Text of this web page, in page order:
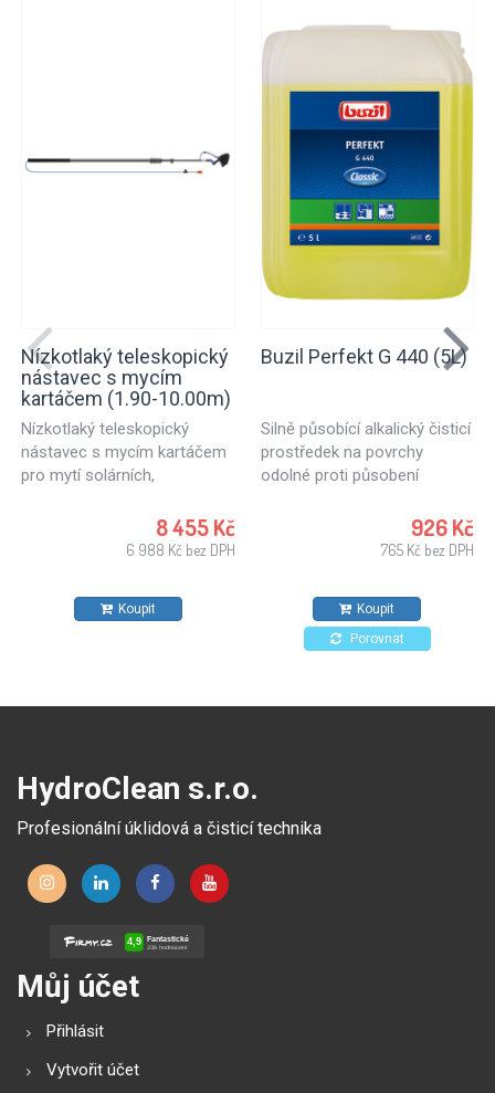
Nízkotlaký teleskopický
nástavec s mycím
kartáčem (1.90-10.00m)
Nízkotlaký teleskopický
nástavec s mycím kartáčem
pro mytí solárních,
skleněných ploch budov a
ostatních hladkých ploch ve
- 10.00 m s mycím
systémů.
8 455 Kč
6 988 Kč bez DPH
Koupit
Buzil Perfekt G 440 (5L)
Silně působící alkalický čisticí
prostředek na povrchy
odolné proti působení
průmyslových podnicích, k
průmysl. Vhodný také pro
čištění disků kol automobilů.
926 Kč
765 Kč bez DPH
Koupit
Porovnat
HydroClean s.r.o.
Profesionální úklidová a čisticí technika
Můj účet
Přihlásit
Vytvořit účet